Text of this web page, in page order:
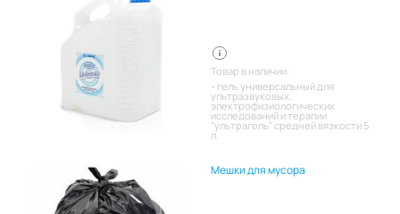
Товар в наличии:
гель универсальный для
ультразвуковых,
электрофизиологических
исследований и терапии
"ультрагель" средней вязкости 5
л.
Мешки для мусора